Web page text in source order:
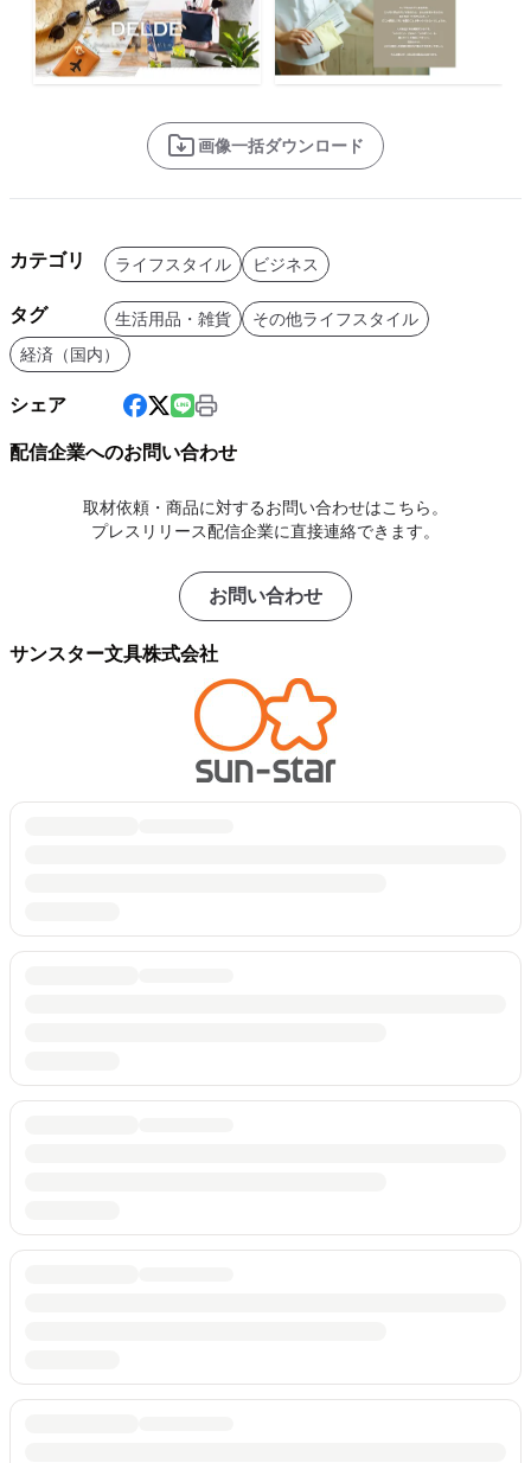
画像一括ダウンロード
カテゴリ ライフスタイル ビジネス
タグ 生活用品・雑貨
その他ライフスタイル
経済（国内）
シェア
配信企業へのお問い合わせ
取材依頼・商品に対するお問い合わせはこちら。
プレスリリース配信企業に直接連絡できます。
お問い合わせ
サンスター文具株式会社